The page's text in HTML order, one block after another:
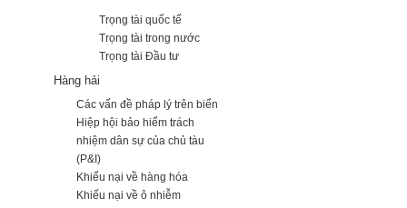
Trọng tài quốc tế
Trọng tài trong nước
Trọng tài Đầu tư
Hàng hải
Các vấn đề pháp lý trên biển
Hiệp hội bảo hiểm trách
nhiệm dân sự của chủ tàu
(P&I)
Khiếu nại về hàng hóa
Khiếu nại về ô nhiễm